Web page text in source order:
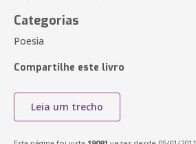
Categorias
Poesia
Compartilhe este livro
Leia um trecho